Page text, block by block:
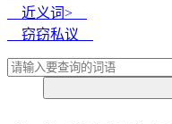
近义词>
窃窃私议